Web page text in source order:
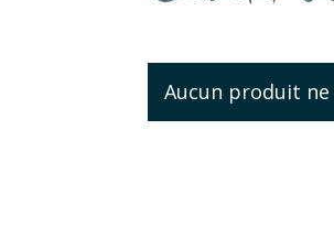
Aucun produit